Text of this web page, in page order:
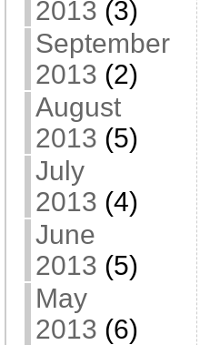
2013 (3)
September
2013 (2)
August
2013 (5)
July
2013 (4)
June
2013 (5)
May
2013 (6)